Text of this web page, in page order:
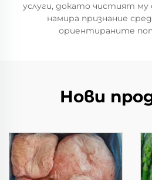
услуги, докато чистият му
намира признание
ориентираните
Нови